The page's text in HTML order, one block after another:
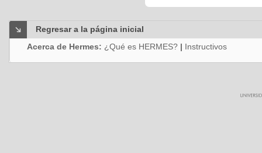
Regresar a la página inicial
Acerca de Hermes: ¿Qué es HERMES? | Instructivos